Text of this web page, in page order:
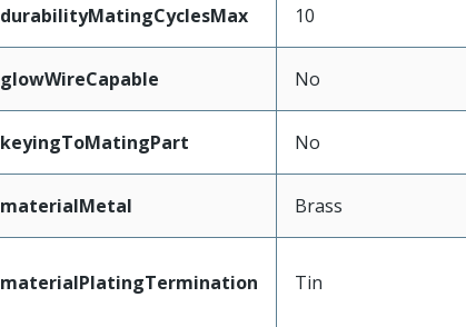
durabilityMatingCyclesMax 10
glowWireCapable No
keyingToMatingPart No
materialMetal Brass
materialPlatingTermination Tin